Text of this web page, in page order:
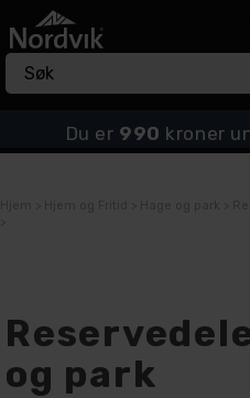
Du er 990 kroner
og park